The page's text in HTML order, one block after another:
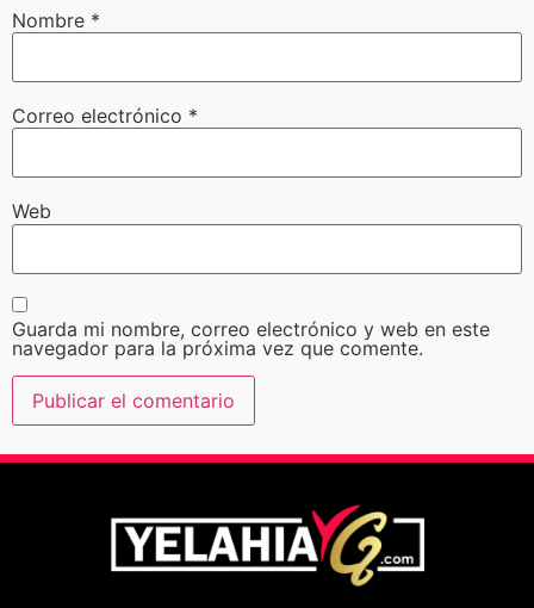
Nombre *
Correo electrónico *
Web
Guarda mi nombre, correo electrónico y web en este
navegador para la próxima vez que comente.